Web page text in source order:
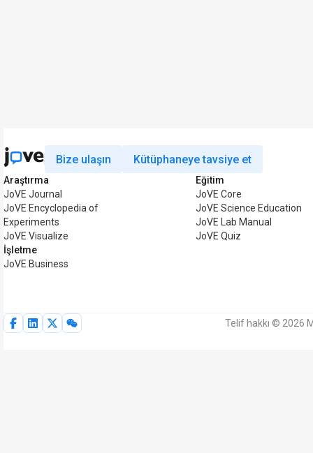
Bize ulaşın Kütüphaneye tavsiye et
Araştırma
JoVE Journal
JoVE Encyclopedia of
Experiments
JoVE Visualize
İşletme
JoVE Business
Eğitim
JoVE Core
JoVE Science Education
JoVE Lab Manual
JoVE Quiz
Telif hakkı © 2026